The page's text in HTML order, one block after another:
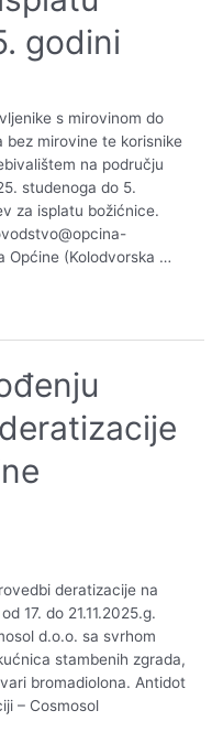
godini
s mirovinom do
bez mirovine te korisnike
na području
studenoga do 5.
za isplatu božićnice.
Općine (Kolodvorska …
deratizacije na
17. do 21.11.2025.g.
d.o.o. sa svrhom
stambenih zgrada,
bromadiolona. Antidot
– Cosmosol